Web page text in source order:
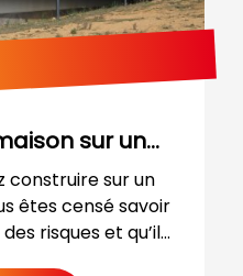
sur un...
construire sur un
êtes censé savoir
risques et qu’il...